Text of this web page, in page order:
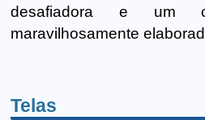
desafiadora e um
maravilhosamente
Telas